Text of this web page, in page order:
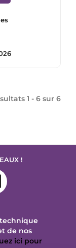
1 - 6 sur 6
!
de nos
ici pour